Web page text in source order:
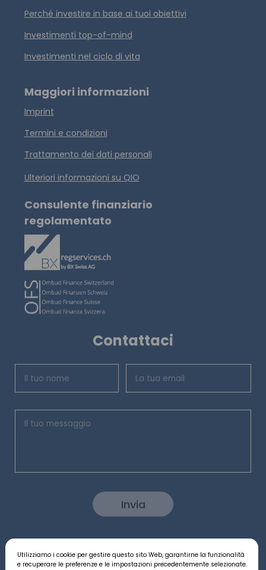
Perché investire in base ai tuoi obiettivi
Investimenti top-of-mind
Investimenti nel ciclo di vita
Maggiori informazioni
Imprint
Termini e condizioni
Trattamento dei dati personali
Ulteriori informazioni su QIO
Consulente finanziario
regolamentato
Contattaci
Invia
Utilizziamo i cookie per gestire questo sito Web, garantirne la funzionalità
e recuperare le preferenze e le impostazioni precedentemente selezionate.